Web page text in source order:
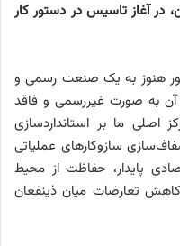
در آغاز تاسیس در دستور کار
هنوز به یک صنعت رسمی و
به صورت غیررسمی و فاقد
اصلی ما بر استانداردسازی
سازوکارهای عملیاتی
پایدار، حفاظت از محیط
تعارضات میان ذینفعان